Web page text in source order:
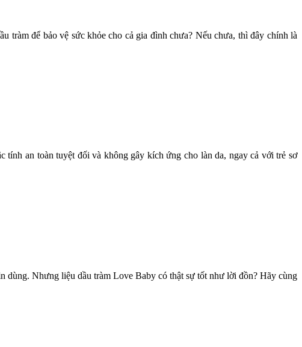
tràm để bảo vệ sức khỏe cho cả gia đình chưa? Nếu chưa, thì đây chính là
tính an toàn tuyệt đối và không gây kích ứng cho làn da, ngay cả với trẻ sơ
dùng. Nhưng liệu dầu tràm Love Baby có thật sự tốt như lời đồn? Hãy cùng